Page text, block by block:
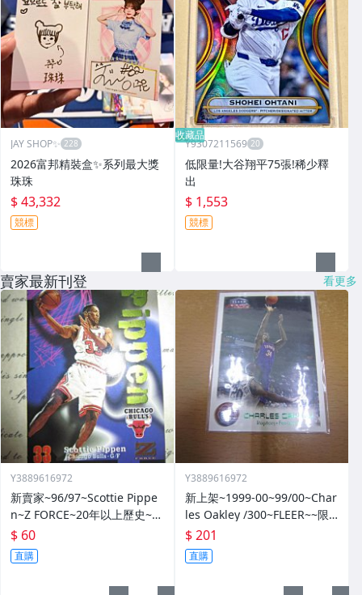
JAY SHOP✨
2026富邦精裝盒✨系列最大獎
珠珠
$ 43,332
競標
收藏品
Y9307211569
低限量!大谷翔平75張!稀少釋
出
$ 1,553
競標
賣家最新刊登 看更多
Y3889616972
新賣家~96/97~Scottie Pippe
n~Z FORCE~20年以上歷史~無
限量~
$ 60
直購
Y3889616972
新上架~1999-00~99/00~Char
les Oakley /300~FLEER~~限
量/300~1060114-1
$ 201
直購